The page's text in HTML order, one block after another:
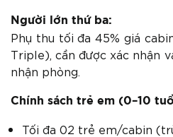
Người lớn thứ ba:
Phụ thu tối đa 45% giá
Triple), cần được xác nhận
nhận phòng.
Chính sách trẻ em (0–10
Tối đa 02 trẻ em/cabin